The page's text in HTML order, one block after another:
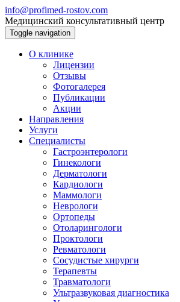
info@profimed-rostov.com
Медицинский консультативный центр
Toggle navigation
О клинике
Лицензии
Отзывы
Фотогалерея
Публикации
Акции
Направления
Услуги
Специалисты
Гастроэнтерологи
Гинекологи
Дерматологи
Кардиологи
Маммологи
Неврологи
Ортопеды
Отоларингологи
Проктологи
Ревматологи
Сосудистые хирурги
Терапевты
Травматологи
Ультразвуковая диагностика